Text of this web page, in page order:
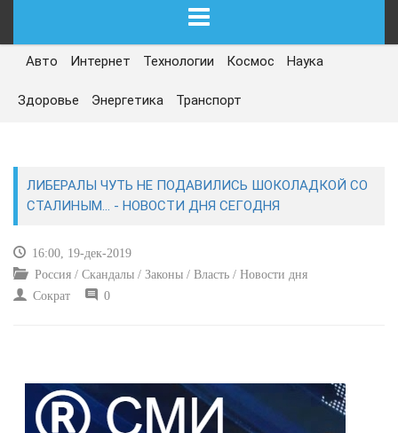
ГЛАВНАЯ
СЕГОДНЯ
ЭКОНОМИКА
СПОРТ
Авто Интернет Технологии Космос Наука
Здоровье Энергетика Транспорт
ЛИБЕРАЛЫ ЧУТЬ НЕ ПОДАВИЛИСЬ ШОКОЛАДКОЙ СО
СТАЛИНЫМ… - НОВОСТИ ДНЯ СЕГОДНЯ
16:00, 19-дек-2019
Россия / Скандалы / Законы / Власть / Новости дня
Сократ
0